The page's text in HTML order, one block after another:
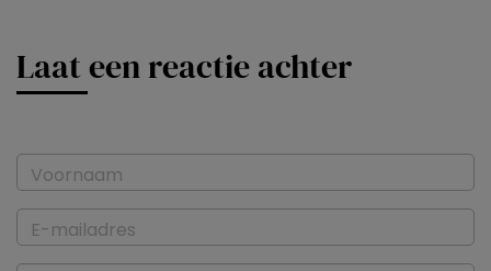
Laat een reactie achter
Voornaam
E-mailadres